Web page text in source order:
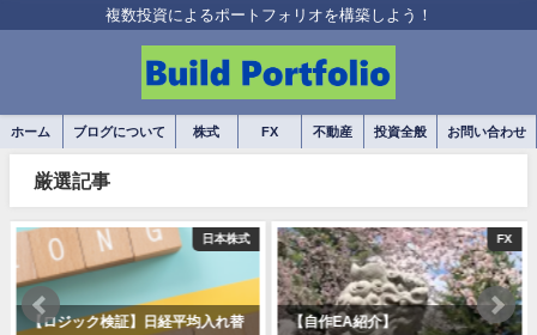
複数投資によるポートフォリオを構築しよう！
ホーム ブログについて 株式 FX 不動産 投資全般 お問い合わせ
厳選記事
日本株式
ック検証】日経平均入れ替
FX
【自作EA紹介】
【FX